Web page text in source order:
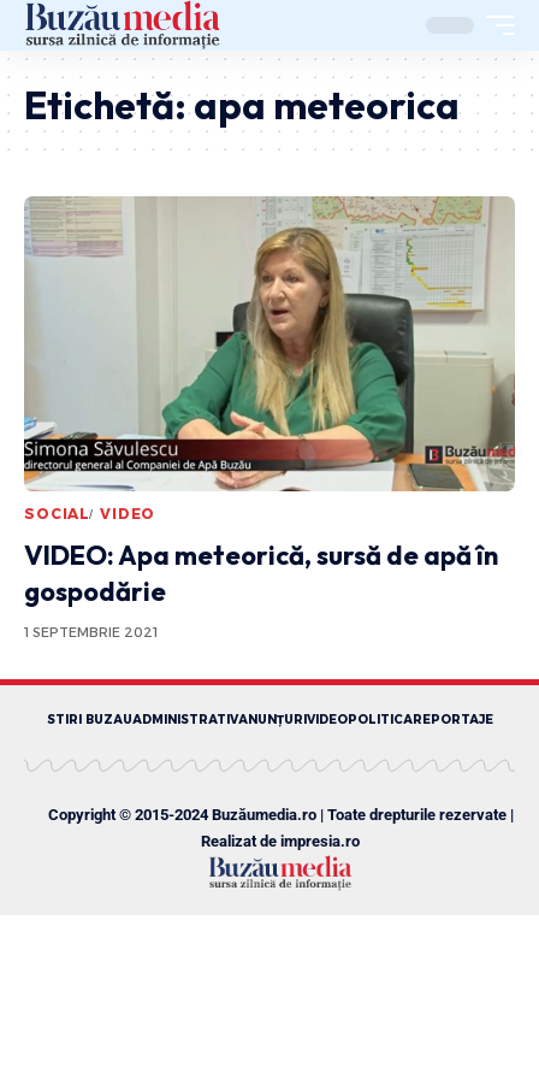
Etichetă:apa meteorica
SOCIAL VIDEO
VIDEO: Apa meteorică, sursă de apă în
gospodărie
1 SEPTEMBRIE 2021
STIRI BUZAUADMINISTRATIVANUNȚURIVIDEOPOLITICAREPORTAJE
Copyright © 2015-2024 Buzăumedia.ro | Toate drepturile rezervate |
Realizat de impresia.ro